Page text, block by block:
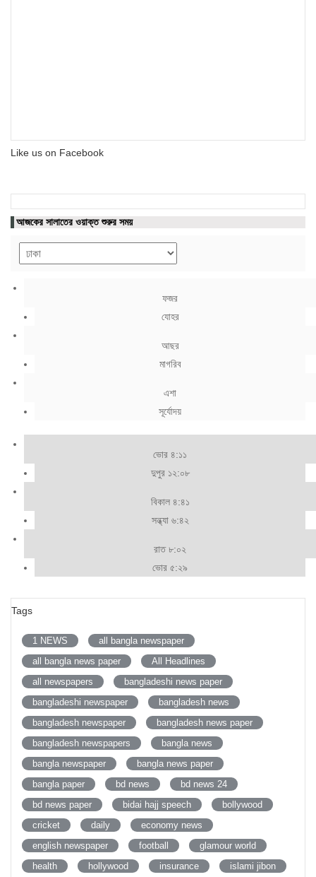
Like us on Facebook
আজকের সালাতের ওয়াক্ত শুরুর সময়
ফজর
যোহর
আছর
মাগরিব
এশা
সূর্যোদয়
ভোর ৪:১১
দুপুর ১২:০৮
বিকাল ৪:৪১
সন্ধ্যা ৬:৪২
রাত ৮:০২
ভোর ৫:২৯
Tags
1 NEWS
all bangla newspaper
all bangla news paper
All Headlines
all newspapers
bangladeshi news paper
bangladeshi newspaper
bangladesh news
bangladesh newspaper
bangladesh news paper
bangladesh newspapers
bangla news
bangla newspaper
bangla news paper
bangla paper
bd news
bd news 24
bd news paper
bidai hajj speech
bollywood
cricket
daily
economy news
english newspaper
football
glamour world
health
hollywood insurance
islami jibon